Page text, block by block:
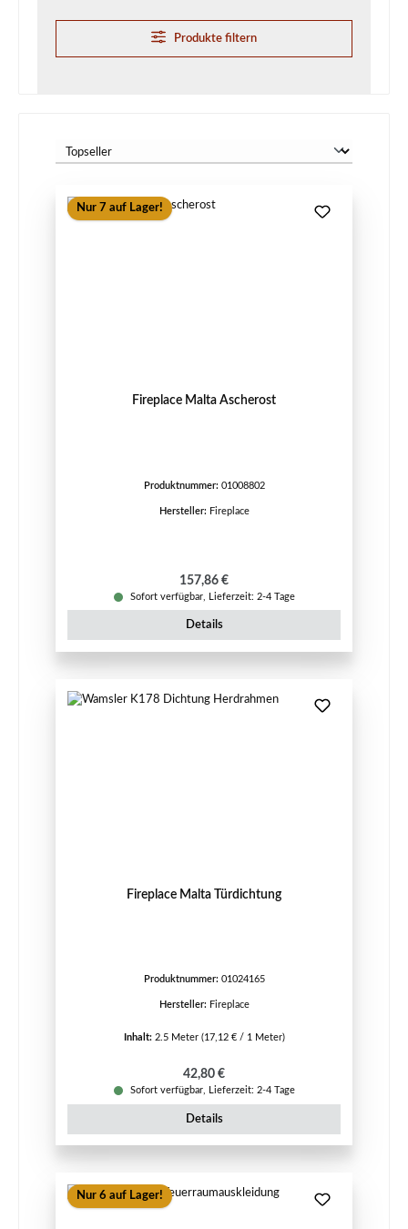
Produkte filtern
Nur 7 auf Lager!
Fireplace Malta Ascherost
Produktnummer: 01008802
Hersteller: Fireplace
Regulärer Preis:
157,86 €
Sofort verfügbar, Lieferzeit: 2-4 Tage
Details
Fireplace Malta Türdichtung
Produktnummer: 01024165
Hersteller: Fireplace
Inhalt: 2.5 Meter (17,12 € / 1 Meter)
Regulärer Preis:
42,80 €
Sofort verfügbar, Lieferzeit: 2-4 Tage
Details
Nur 6 auf Lager!